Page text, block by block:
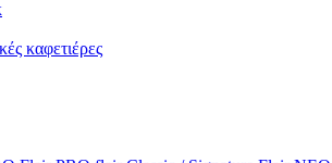
καφετιέρες